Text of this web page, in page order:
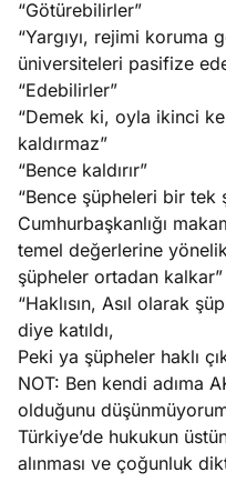
“Götürebilirler”
“Yargıyı, rejimi koruma
üniversiteleri pasifize
“Edebilirler”
“Demek ki, oyla ikinci
kaldırmaz”
“Bence kaldırır”
“Bence şüpheleri bir tek
Cumhurbaşkanlığı
temel değerlerine
şüpheler ortadan
“Haklısın, Asıl olarak
diye katıldı,
Peki ya şüpheler haklı
NOT: Ben kendi adıma
olduğunu
Türkiye’de hukukun
alınması ve çoğunluk